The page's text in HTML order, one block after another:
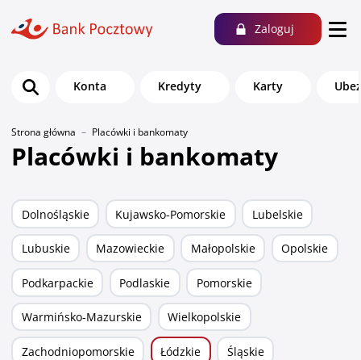
Zaloguj
Konta Kredyty Karty
Strona główna Placówki i bankomaty
Placówki i bankomaty
Dolnośląskie Kujawsko-Pomorskie Lubelskie
Lubuskie Mazowieckie Małopolskie Opolskie
Podkarpackie Podlaskie Pomorskie
Warmińsko-Mazurskie Wielkopolskie
Zachodniopomorskie Łódzkie Śląskie